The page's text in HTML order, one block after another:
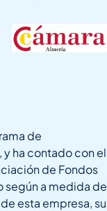
de
y ha contado con el
de Fondos
según a medida de
esta empresa, su